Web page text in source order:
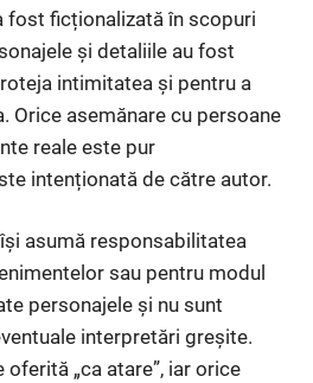
fost ficționalizată în scopuri
și detaliile au fost
intimitatea și pentru a
Orice asemănare cu persoane
reale este pur
intenționată de către autor.
asumă responsabilitatea
sau pentru modul
personajele și nu sunt
interpretări greșite.
„ca atare”, iar orice